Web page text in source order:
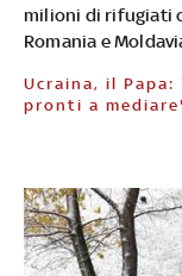
milioni di rifugiati
Romania e
Ucraina, il Papa: "La pace è possibile, noi sempre
pronti a